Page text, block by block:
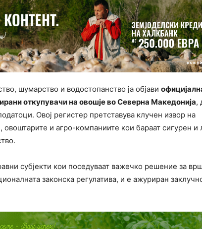
шумарство и водостопанство ја објави
откупувачи на овошје во Северна Македонија,
Овој регистер претставува клучен извор на
и агро-компаниите кои бараат сигурен и
субјекти кои поседуваат важечко решение за
законска регулатива, и е ажуриран